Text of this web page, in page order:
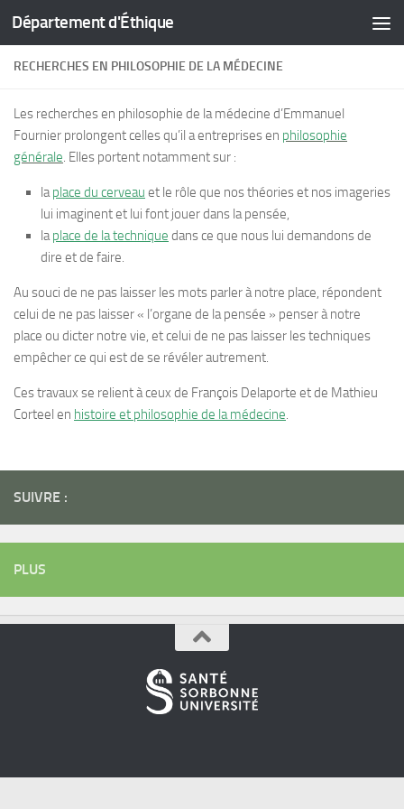
Skip to content
Département d'Éthique
RECHERCHES EN PHILOSOPHIE DE LA MÉDECINE
Les recherches en philosophie de la médecine d’Emmanuel
Fournier prolongent celles qu’il a entreprises en philosophie
générale. Elles portent notamment sur :
laplace du cerveau et le rôle que nos théories et nos imageries
lui imaginent et lui font jouer dans la pensée,
laplace de la technique dans ce que nous lui demandons de
dire et de faire.
Au souci de ne pas laisser les mots parler à notre place, répondent
celui de ne pas laisser « l’organe de la pensée » penser à notre
place ou dicter notre vie, et celui de ne pas laisser les techniques
empêcher ce qui est de se révéler autrement.
Ces travaux se relient à ceux de François Delaporte et de Mathieu
Corteel en histoire et philosophie de la médecine.
SUIVRE :
PLUS